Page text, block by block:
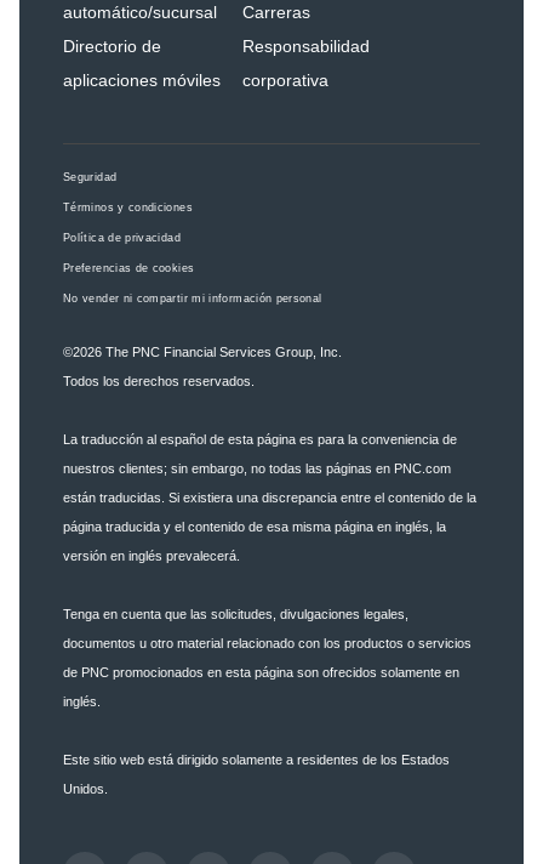
automático/sucursal
Directorio de
aplicaciones móviles
Carreras
Responsabilidad
corporativa
Seguridad
Términos y condiciones
Política de privacidad
Preferencias de cookies
No vender ni compartir mi información personal
©2026 The PNC Financial Services Group, Inc.
Todos los derechos reservados.
La traducción al español de esta página es para la conveniencia de
nuestros clientes; sin embargo, no todas las páginas en PNC.com
están traducidas. Si existiera una discrepancia entre el contenido de la
página traducida y el contenido de esa misma página en inglés, la
versión en inglés prevalecerá.
Tenga en cuenta que las solicitudes, divulgaciones legales,
documentos u otro material relacionado con los productos o servicios
de PNC promocionados en esta página son ofrecidos solamente en
inglés.
Este sitio web está dirigido solamente a residentes de los Estados
Unidos.